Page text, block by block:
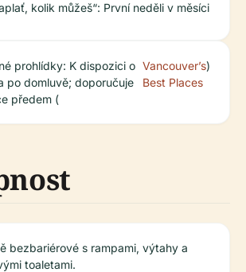
kolik můžeš“: První neděli v měsíci
prohlídky: K dispozici o
po domluvě; doporučuje
předem (
Vancouver’s
Best Places
)
bezbariérové s rampami, výtahy a
toaletami.